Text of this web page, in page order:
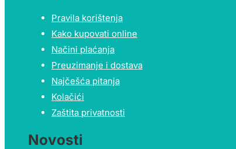
Pravila korištenja
Kako kupovati online
Načini plaćanja
Preuzimanje i dostava
Najčešća pitanja
Kolačići
Zaštita privatnosti
Novosti